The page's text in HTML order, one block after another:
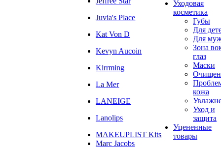
Juvia's Place
Kat Von D
Kevyn Aucoin
Kirrming
La Mer
LANEIGE
Lanolips
MAKEUPLIST Kits
Marc Jacobs
Уходовая
косметика
Губы
Для
Для
Зона
глаз
Маски
кожа
Уход и
защита
Уцененные
товары